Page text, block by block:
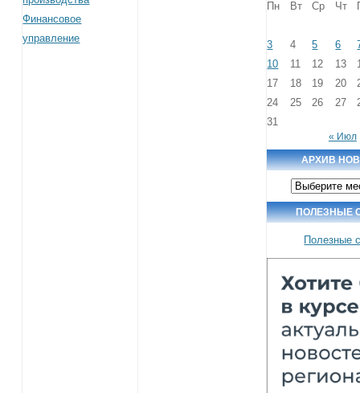
Финансовое
управление
Пн
Вт Ср Чт
3 4 5 6
10
11 12 13
17
18 19 20
24
25 26 27
31
« Июл
АРХИВ
Архив
новостей
ПОЛЕЗНЫЕ
Полезные